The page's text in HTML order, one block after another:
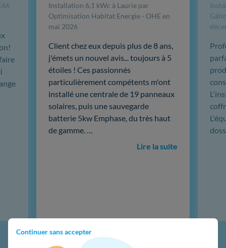
Continuer sans accepter
Installation 6,1 kWc à Laurie par
Optimisation Habitat Energie - OHE en
mai 2026
Client chez eux depuis plus de 8 ans,
j'émets un nouvel avis... toujours à 5
étoiles ! Ces passionnés
particulièrement compétents m'ont
installé une centrale de 19 panneaux
solaires, puis une sauvegarde
batterie 5kw Emphase, du très haut
de gamme. …
Lire la suite